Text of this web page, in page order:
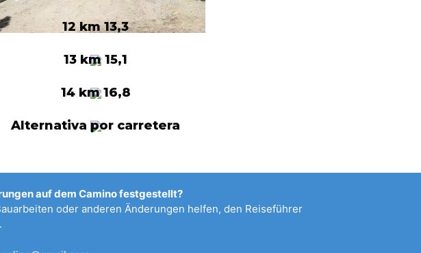
12 km 13,3
13 km 15,1
14 km 16,8
Alternativa por carretera
auf dem Camino festgestellt?
oder anderen Änderungen helfen, den Reiseführer